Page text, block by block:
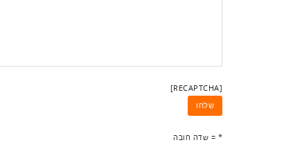
[RECAPTCHA]
* = שדה חובה